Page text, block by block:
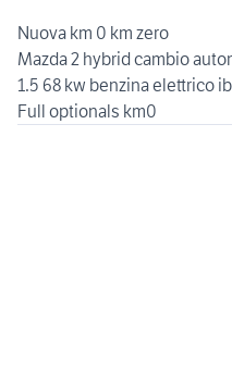
Nuova km 0 km zero
Mazda 2 hybrid cambio
1.5 68 kw benzina elettrico